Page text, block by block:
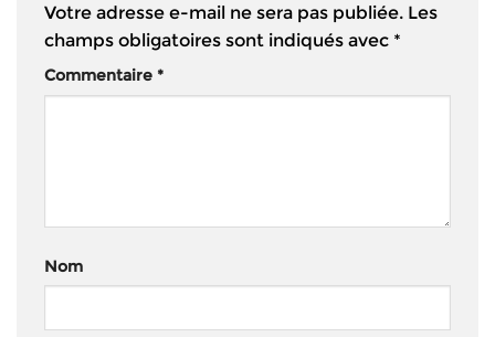
Votre adresse e-mail ne sera pas publiée. Les
champs obligatoires sont indiqués avec *
Commentaire *
Nom